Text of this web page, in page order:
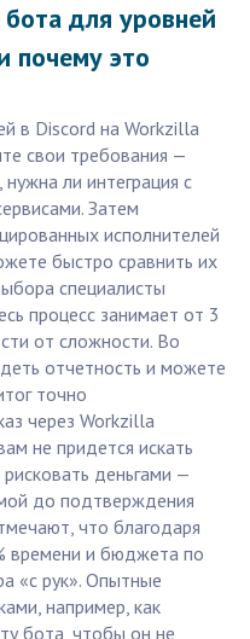
бота для уровней
почему это
в Discord на Workzilla
свои требования —
ли интеграция с
Затем
исполнителей
быстро сравнить их
специалисты
процесс занимает от 3
от сложности. Во
отчетность и можете
точно
через Workzilla
не придется искать
деньгами —
до подтверждения
что благодаря
времени и бюджета по
«с рук». Опытные
например, как
бота, чтобы он не